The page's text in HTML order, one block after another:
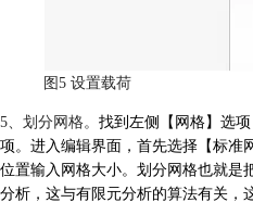
图5 设置载荷
5、划分网格。 找到左侧【网格】选
项。进入编辑界面，首先选择【标准
位置输入网格大小。划分网格也就是
分析，这与有限元分析的算法有关，